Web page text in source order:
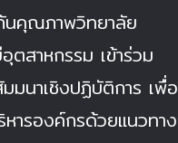
นคุณภาพวิทยาลัย
ตสาหกรรม เข้าร่วม
มนาเชิงปฏิบัติการ เพื่อ
หารองค์กรด้วยแนวทาง